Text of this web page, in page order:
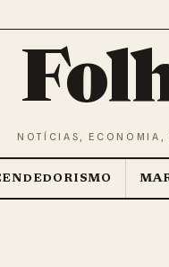
NOTÍCIAS, ECONOMIA,